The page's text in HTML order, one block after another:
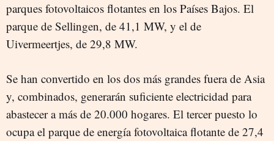
parques fotovoltaicos flotantes en los Países Bajos. El
parque de Sellingen, de 41,1 MW, y el de
Uivermeertjes, de 29,8 MW.
Se han convertido en los dos más grandes fuera de Asia
y, combinados, generarán suficiente electricidad para
abastecer a más de 20.000 hogares. El tercer puesto lo
ocupa el parque de energía fotovoltaica flotante de 27,4